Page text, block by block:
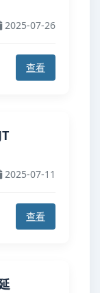
2025-07-26
查看
2025-07-11
查看